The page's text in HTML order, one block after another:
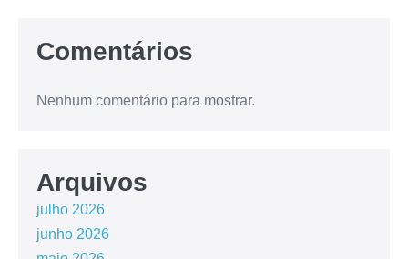
Comentários
Nenhum comentário para mostrar.
Arquivos
julho 2026
junho 2026